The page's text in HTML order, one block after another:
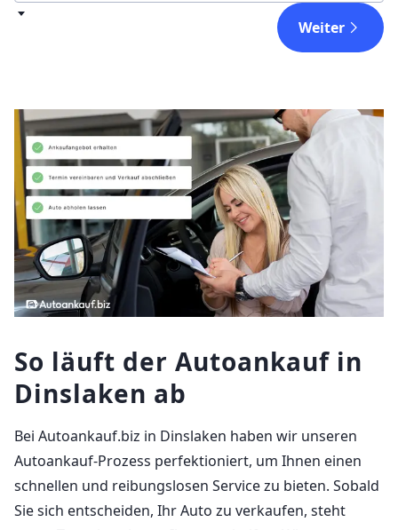
Weiter
So läuft der Autoankauf in
Dinslaken ab
Bei Autoankauf.biz in Dinslaken haben wir unseren
Autoankauf-Prozess perfektioniert, um Ihnen einen
schnellen und reibungslosen Service zu bieten. Sobald
Sie sich entscheiden, Ihr Auto zu verkaufen, steht